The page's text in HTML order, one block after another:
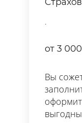
.
от 3
Вы